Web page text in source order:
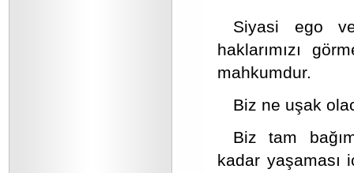
Siyasi ego
haklarımızı
mahkumdur.
Biz ne uşak
Biz tam
kadar yaşaması